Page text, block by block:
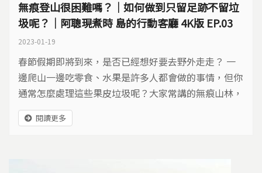
無痕登山很困難嗎？｜如何做到只留足跡不留垃
圾呢？｜阿聰現煮時 島的行動客廳 4K版 EP.03
2023-01-19
春節假期即將到來，是否已經想好要去野外走走？ 一
邊爬山一邊吃零食、水果是許多人都會做的事情，但你
通常怎麼處理這些果皮垃圾呢？大家常講的無痕山林，
出入山間來去不留痕跡，是不是很困難？！ 在開放山
林之後，很多人走入山林，但常常忘記尊重山林，只要
閱讀更多